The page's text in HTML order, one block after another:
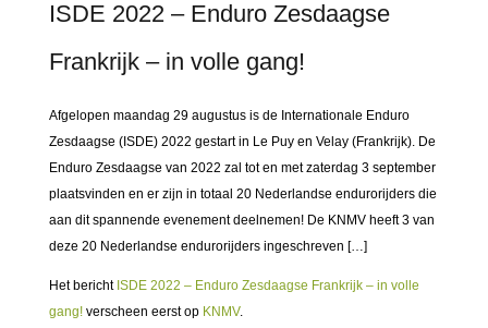
ISDE 2022 – Enduro Zesdaagse
Frankrijk – in volle gang!
Afgelopen maandag 29 augustus is de Internationale Enduro
Zesdaagse (ISDE) 2022 gestart in Le Puy en Velay (Frankrijk). De
Enduro Zesdaagse van 2022 zal tot en met zaterdag 3 september
plaatsvinden en er zijn in totaal 20 Nederlandse endurorijders die
aan dit spannende evenement deelnemen! De KNMV heeft 3 van
deze 20 Nederlandse endurorijders ingeschreven […]
Het bericht ISDE 2022 – Enduro Zesdaagse Frankrijk – in volle
gang! verscheen eerst op KNMV.